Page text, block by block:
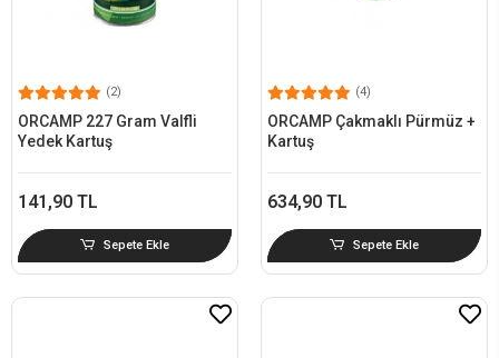
(2)
ORCAMP 227 Gram Valfli
Yedek Kartuş
141,90 TL
Sepete Ekle
(4)
ORCAMP Çakmaklı Pürmüz +
Kartuş
634,90 TL
Sepete Ekle